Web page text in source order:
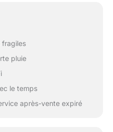
pluie
le temps
après-vente expiré